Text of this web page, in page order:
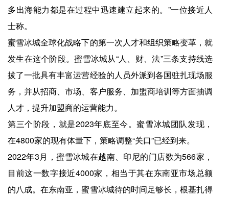
多出海能力都是在过程中迅速建立起来的。”一位接近人
士称。
蜜雪冰城全球化战略下的第一次人才和组织策略变革，就
发生在这个阶段。蜜雪冰城从“人、财、法”三条支持线选
拔了一批具有丰富运营经验的人员外派到各国驻扎现场服
务，并从招商、市场、客户服务、加盟商培训等方面抽调
人才，提升加盟商的运营能力。
第三个阶段，就是2023年底至今。蜜雪冰城团队发现，
在4800家的现有体量下，策略调整“关口”已经到来。
2022年3月，蜜雪冰城在越南、印尼的门店数为566家，
目前这一数字接近4000家，相当于其在东南亚市场总额
的八成。在东南亚，蜜雪冰城待的时间足够长，根基扎得